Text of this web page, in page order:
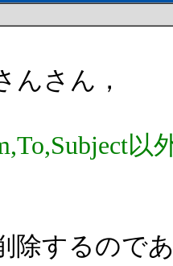
さん，
するので